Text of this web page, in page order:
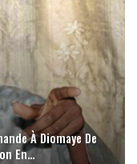
À Diomaye De
En…